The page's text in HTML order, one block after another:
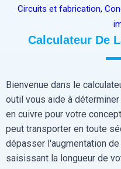
Circuits et fabrication,
Calculateur De
Bienvenue dans le
outil vous aide à
en cuivre pour votre
peut transporter en toute
dépasser l'augmentation
saisissant la longueur de